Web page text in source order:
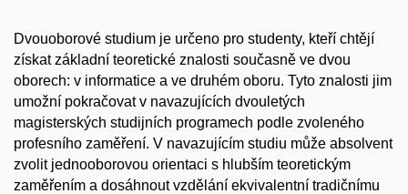
Dvouoborové studium je určeno pro studenty, kteří chtějí
získat základní teoretické znalosti současně ve dvou
oborech: v informatice a ve druhém oboru. Tyto znalosti jim
umožní pokračovat v navazujících dvouletých
magisterských studijních programech podle zvoleného
profesního zaměření. V navazujícím studiu může absolvent
zvolit jednooborovou orientaci s hlubším teoretickým
zaměřením a dosáhnout vzdělání ekvivalentní tradičnímu